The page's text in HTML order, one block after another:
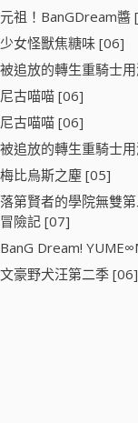
元祖！BanGDream醬
少女怪獸焦糖味 [06]
被追放的轉生重騎士
尼古喵喵 [06]
尼古喵喵 [06]
被追放的轉生重騎士
梅比烏斯之塵 [05]
落第賢者的學院無雙
冒險記 [07]
BanG Dream!
文豪野犬汪第二季 [06]